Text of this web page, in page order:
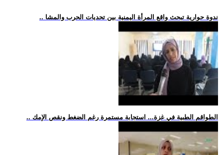
.. ندوة حوارية تبحث واقع المرأة اليمنية بين تحديات الحرب والمشا
.. الطواقم الطبية في غزة... استجابة مستمرة رغم الضغط ونقص الإمك